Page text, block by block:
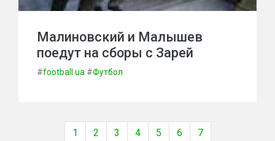
Малиновский и Малышев
поедут на сборы с Зарей
#football.ua #Футбол
1 2 3 4 5 6 7